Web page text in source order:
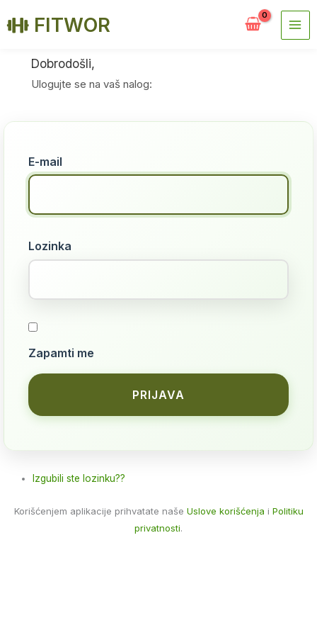
FITWOR
Dobrodošli,
Ulogujte se na vaš nalog:
E-mail
Lozinka
Zapamti me
PRIJAVA
Izgubili ste lozinku??
Korišćenjem aplikacije prihvatate naše Uslove korišćenja i Politiku
privatnosti.